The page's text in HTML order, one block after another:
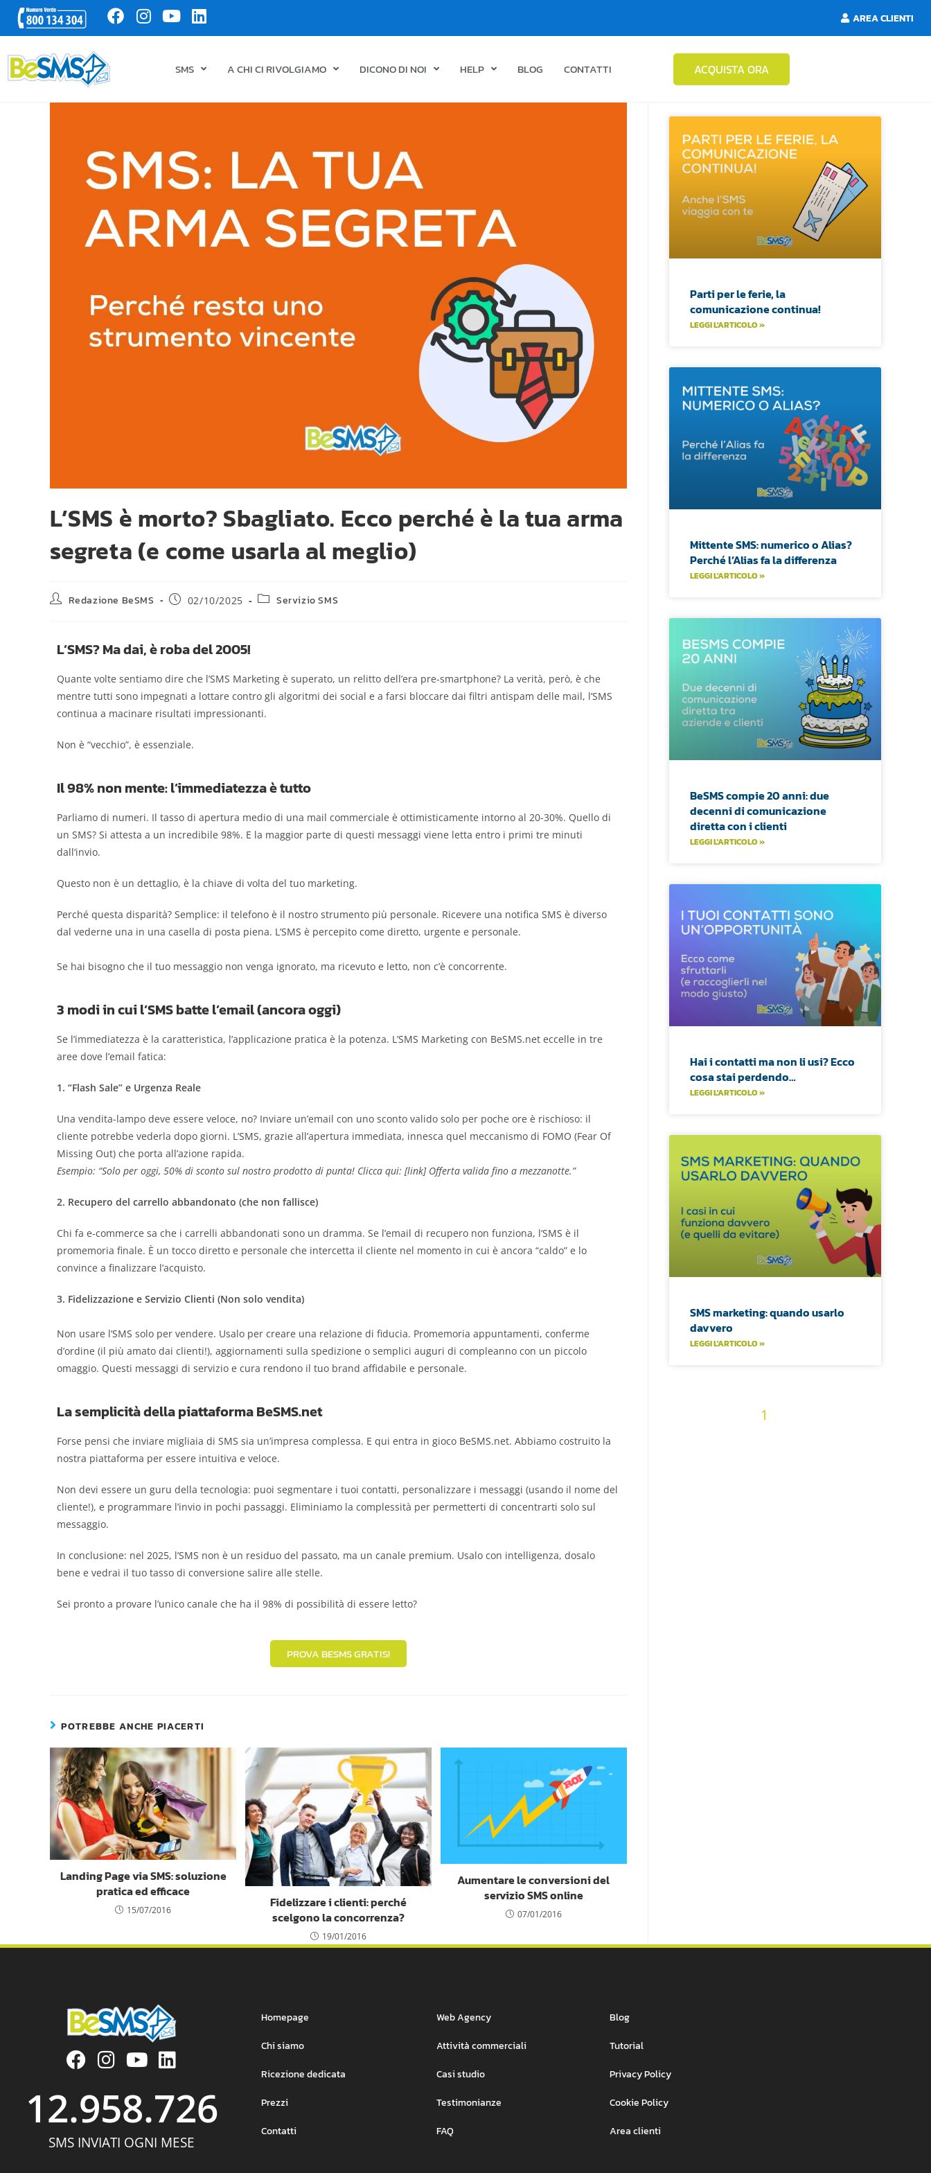
AREA CLIENTI
SMS A CHI CI RIVOLGIAMO DICONO DI NOI HELP BLOG CONTATTI ACQUISTA ORA
L’SMS è morto? Sbagliato. Ecco perché è la tua arma
segreta (e come usarla al meglio)
Redazione BeSMS 02/10/2025 Servizio SMS
L’SMS? Ma dai, è roba del 2005!
Quante volte sentiamo dire che l’SMS Marketing è superato, un relitto dell’era pre-smartphone? La verità, però, è che
mentre tutti sono impegnati a lottare contro gli algoritmi dei social e a farsi bloccare dai filtri antispam delle mail, l’SMS
continua a macinare risultati impressionanti.
Non è “vecchio”, è essenziale.
Il 98% non mente: l’immediatezza è tutto
Parliamo di numeri. Il tasso di apertura medio di una mail commerciale è ottimisticamente intorno al 20-30%. Quello di
un SMS? Si attesta a un incredibile 98%. E la maggior parte di questi messaggi viene letta entro i primi tre minuti
dall’invio.
Questo non è un dettaglio, è la chiave di volta del tuo marketing.
Perché questa disparità? Semplice: il telefono è il nostro strumento più personale. Ricevere una notifica SMS è diverso
dal vederne una in una casella di posta piena. L’SMS è percepito come diretto, urgente e personale.
Se hai bisogno che il tuo messaggio non venga ignorato, ma ricevuto e letto, non c’è concorrente.
3 modi in cui l’SMS batte l’email (ancora oggi)
Se l’immediatezza è la caratteristica, l’applicazione pratica è la potenza. L’SMS Marketing con BeSMS.net eccelle in tre
aree dove l’email fatica:
1. “Flash Sale” e Urgenza Reale
Una vendita-lampo deve essere veloce, no? Inviare un’email con uno sconto valido solo per poche ore è rischioso: il
cliente potrebbe vederla dopo giorni. L’SMS, grazie all’apertura immediata, innesca quel meccanismo di FOMO (Fear Of
Missing Out) che porta all’azione rapida.
Esempio: “Solo per oggi, 50% di sconto sul nostro prodotto di punta! Clicca qui: [link] Offerta valida fino a mezzanotte.”
2. Recupero del carrello abbandonato (che non fallisce)
Chi fa e-commerce sa che i carrelli abbandonati sono un dramma. Se l’email di recupero non funziona, l’SMS è il
promemoria finale. È un tocco diretto e personale che intercetta il cliente nel momento in cui è ancora “caldo” e lo
convince a finalizzare l’acquisto.
3. Fidelizzazione e Servizio Clienti (Non solo vendita)
Non usare l’SMS solo per vendere. Usalo per creare una relazione di fiducia. Promemoria appuntamenti, conferme
d’ordine (il più amato dai clienti!), aggiornamenti sulla spedizione o semplici auguri di compleanno con un piccolo
omaggio. Questi messaggi di servizio e cura rendono il tuo brand affidabile e personale.
La semplicità della piattaforma BeSMS.net
Forse pensi che inviare migliaia di SMS sia un’impresa complessa. E qui entra in gioco BeSMS.net. Abbiamo costruito la
nostra piattaforma per essere intuitiva e veloce.
Non devi essere un guru della tecnologia: puoi segmentare i tuoi contatti, personalizzare i messaggi (usando il nome del
cliente!), e programmare l’invio in pochi passaggi. Eliminiamo la complessità per permetterti di concentrarti solo sul
messaggio.
In conclusione: nel 2025, l’SMS non è un residuo del passato, ma un canale premium. Usalo con intelligenza, dosalo
bene e vedrai il tuo tasso di conversione salire alle stelle.
Sei pronto a provare l’unico canale che ha il 98% di possibilità di essere letto?
PROVA BESMS GRATIS!
POTREBBE ANCHE PIACERTI
Landing Page via SMS: soluzione
pratica ed efficace
15/07/2016
Fidelizzare i clienti: perché
scelgono la concorrenza?
19/01/2016
Aumentare le conversioni del
servizio SMS online
07/01/2016
Parti per le ferie, la
comunicazione continua!
LEGGI L'ARTICOLO »
Mittente SMS: numerico o Alias?
Perché l’Alias fa la differenza
LEGGI L'ARTICOLO »
BeSMS compie 20 anni: due
decenni di comunicazione
diretta con i clienti
LEGGI L'ARTICOLO »
Hai i contatti ma non li usi? Ecco
cosa stai perdendo…
LEGGI L'ARTICOLO »
SMS marketing: quando usarlo
davvero
LEGGI L'ARTICOLO »
1
SMS INVIATI OGNI MESE
12.958.726
Homepage
Chi siamo
Ricezione dedicata
Prezzi
Contatti
Web Agency
Attività commerciali
Casi studio
Testimonianze
FAQ
Blog
Tutorial
Privacy Policy
Cookie Policy
Area clienti